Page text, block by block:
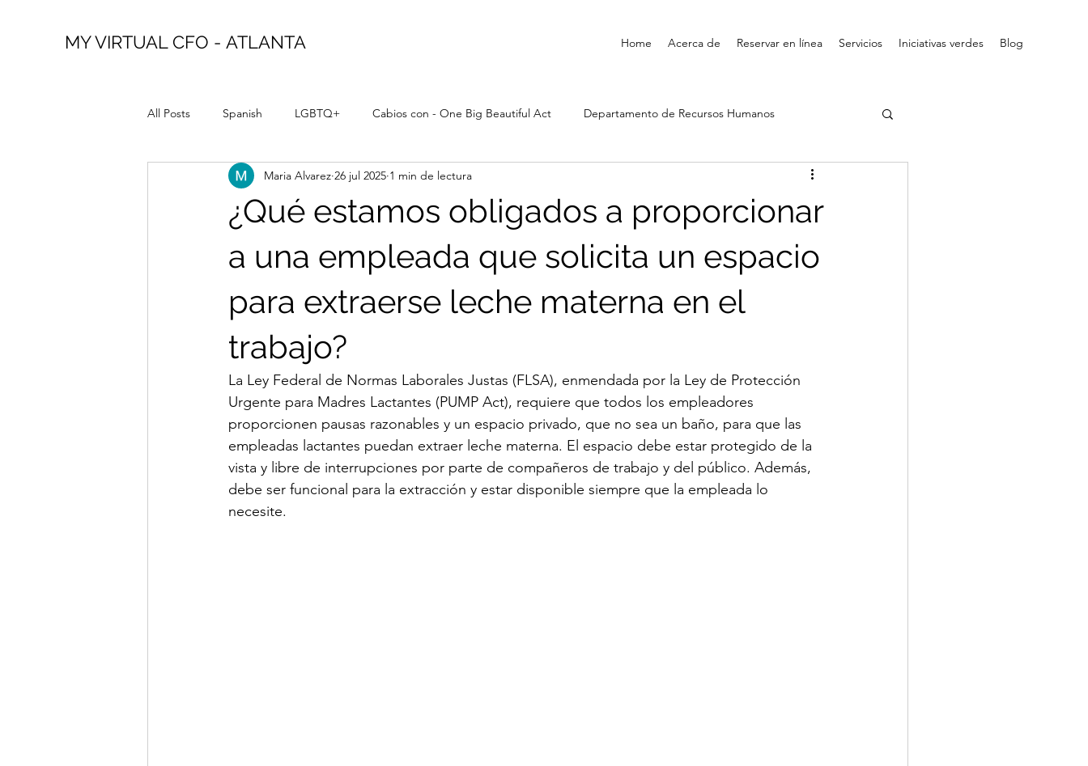
MY VIRTUAL CFO - ATLANTA Home Acerca de Reservar en línea Servicios Iniciativas verdes Blog
All Posts Spanish LGBTQ+ Cabios con - One Big Beautiful Act Departamento de Recursos Humanos
¿Qué estamos obligados a proporcionar
a una empleada que solicita un espacio
para extraerse leche materna en el
trabajo?
Maria Alvarez 26 jul 2025 1 min de lectura
La Ley Federal de Normas Laborales Justas (FLSA), enmendada por la Ley de Protección
Urgente para Madres Lactantes (PUMP Act), requiere que todos los empleadores
proporcionen pausas razonables y un espacio privado, que no sea un baño, para que las
empleadas lactantes puedan extraer leche materna. El espacio debe estar protegido de la
vista y libre de interrupciones por parte de compañeros de trabajo y del público. Además,
debe ser funcional para la extracción y estar disponible siempre que la empleada lo
necesite.